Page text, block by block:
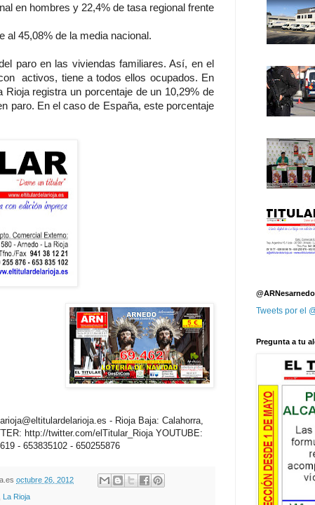
en hombres y 22,4% de tasa regional frente
al 45,08% de la media nacional.
paro en las viviendas familiares. Así, en el
activos, tiene a todos ellos ocupados. En
registra un porcentaje de un 10,29% de
paro. En el caso de España, este porcentaje
- Rioja Baja: Calahorra,
http://twitter.com/elTitular_Rioja YOUTUBE:
- 653835102 - 650255876
octubre 26, 2012
La Rioja
@ARNesarnedo
Tweets por el
Pregunta a tu